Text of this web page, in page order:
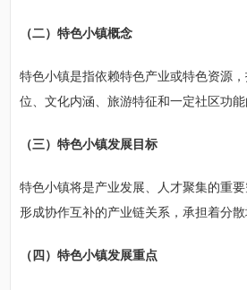
（二）特色小镇概念
特色小镇是指依赖特色产业或特色资源
位、文化内涵、旅游特征和一定社区功
（三）特色小镇发展目标
特色小镇将是产业发展、人才聚集的重
形成协作互补的产业链关系，承担着分散
（四）特色小镇发展重点